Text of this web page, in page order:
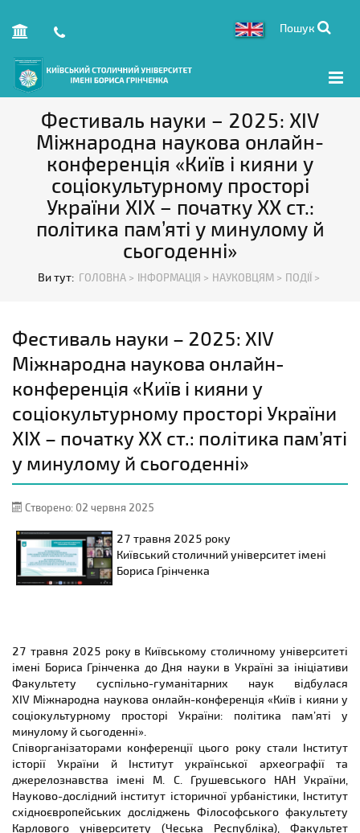
Пошук
Фестиваль науки – 2025: XIV
Міжнародна наукова онлайн-
конференція «Київ і кияни у
соціокультурному просторі
України XIX – початку XX ст.:
політика пам’яті у минулому й
сьогоденні»
Ви тут: ГОЛОВНА > ІНФОРМАЦІЯ > НАУКОВЦЯМ > ПОДІЇ >
Фестиваль науки – 2025: XIV
Міжнародна наукова онлайн-
конференція «Київ і кияни у
соціокультурному просторі України
XIX – початку XX ст.: політика пам’яті
у минулому й сьогоденні»
Створено: 02 червня 2025
27 травня 2025 року
Київський столичний університет імені
Бориса Грінченка
27 травня 2025 року в Київському столичному університеті
імені Бориса Грінченка до Дня науки в Україні за ініціативи
Факультету суспільно-гуманітарних наук відбулася
XIV Міжнародна наукова онлайн-конференція «Київ і кияни у
соціокультурному просторі України: політика пам’яті у
минулому й сьогоденні».
Співорганізаторами конференції цього року стали Інститут
історії України й Інститут української археографії та
джерелознавства імені М. С. Грушевського НАН України,
Науково-дослідний інститут історичної урбаністики, Інститут
східноєвропейських досліджень Філософського факультету
Карлового університету (Чеська Республіка), Факультет